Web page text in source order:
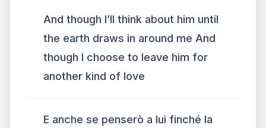
And though I’ll think about him until
the earth draws in around me And
though I choose to leave him for
another kind of love
E anche se penserò a lui finché la